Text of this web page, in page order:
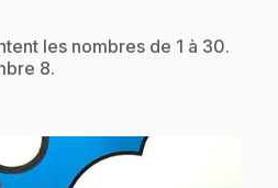
les nombres de 1 à 30.
8.